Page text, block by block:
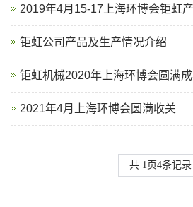
2019年4月15-17上海环博会钜虹
钜虹公司产品及生产情况介绍
钜虹机械2020年上海环博会圆满
2021年4月上海环博会圆满收关
共 1 页4条记录